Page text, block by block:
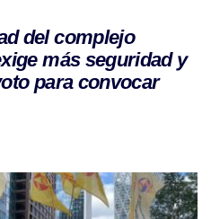
del complejo
más seguridad y
para convocar